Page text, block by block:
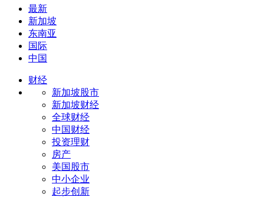
最新
新加坡
东南亚
国际
中国
财经
新加坡股市
新加坡财经
全球财经
中国财经
投资理财
房产
美国股市
中小企业
起步创新